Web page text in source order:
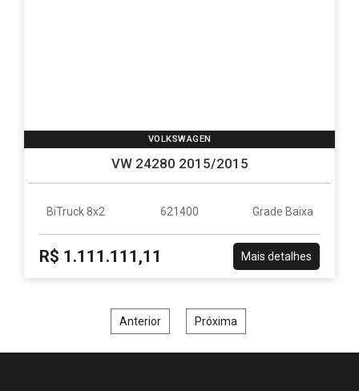
VOLKSWAGEN
VW 24280 2015/2015
BiTruck 8x2 621400 Grade Baixa
R$ 1.111.111,11 Mais detalhes
Anterior Próxima